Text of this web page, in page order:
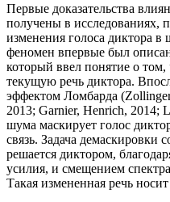
Первые доказательства
получены в исследованиях,
изменения голоса диктора
феномен впервые был
который ввел понятие о том,
текущую речь диктора.
эффектом Ломбарда
2013; Garnier, Henrich, 2014;
шума маскирует голос
связь. Задача демаскировки
решается диктором,
усилия, и смещением
Такая измененная речь